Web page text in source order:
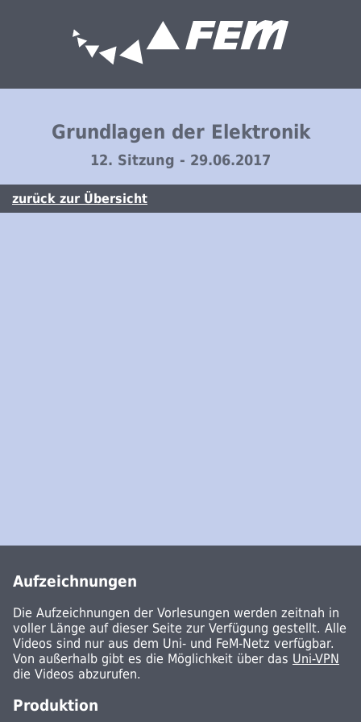
Grundlagen der Elektronik
12. Sitzung - 29.06.2017
zurück zur Übersicht
Aufzeichnungen
Die Aufzeichnungen der Vorlesungen werden zeitnah in
voller Länge auf dieser Seite zur Verfügung gestellt. Alle
Videos sind nur aus dem Uni- und FeM-Netz verfügbar.
Von außerhalb gibt es die Möglichkeit über das Uni-VPN
die Videos abzurufen.
Produktion